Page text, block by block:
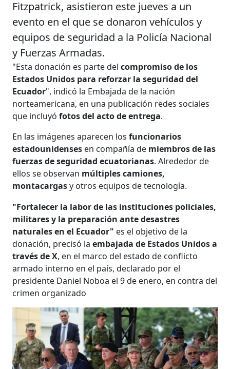
Fitzpatrick, asistieron este jueves a un
evento en el que se donaron vehículos y
equipos de seguridad a la Policía Nacional
y Fuerzas Armadas.
"Esta donación es parte delcompromiso de los
Estados Unidos para reforzar la seguridad del
Ecuador", indicó la Embajada de la nación
norteamericana, en una publicación redes sociales
que incluyó fotos del acto de entrega.
En las imágenes aparecen losfuncionarios
estadounidenses en compañía de miembros de las
fuerzas de seguridad ecuatorianas. Alrededor de
ellos se observan múltiples camiones,
montacargasy otros equipos de tecnología.
"Fortalecer la labor de las instituciones policiales,
militares y la preparación ante desastres
naturales en el Ecuador" es el objetivo de la
donación, precisó la embajada de Estados Unidos a
través de X, en el marco del estado de conflicto
armado interno en el país, declarado por el
presidente Daniel Noboa el 9 de enero, en contra del
crimen organizado